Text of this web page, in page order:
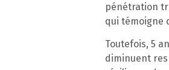
pénétration
qui témoigne
Toutefois, 5
diminuent